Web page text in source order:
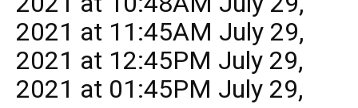
2021 at 11:45AM July 29,
2021 at 12:45PM July 29,
2021 at 01:45PM July 29,